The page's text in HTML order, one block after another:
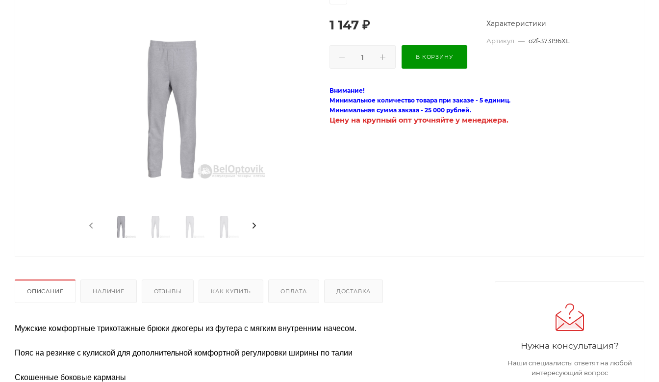
1 147 ₽
В КОРЗИНУ
Характеристики
Артикул — o2f-373196XL
Внимание!
Минимальное количество товара при заказе - 5 единиц.
Минимальная сумма заказа - 25 000 рублей.
Цену на крупный опт уточняйте у менеджера.
ОПИСАНИЕ НАЛИЧИЕ ОТЗЫВЫ КАК КУПИТЬ ОПЛАТА ДОСТАВКА
Мужские комфортные трикотажные брюки джогеры из футера с мягким внутренним начесом.
Пояс на резинке с кулиской для дополнительной комфортной регулировки ширины по талии
Скошенные боковые карманы
Нужна консультация?
Наши специалисты ответят на любой
интересующий вопрос